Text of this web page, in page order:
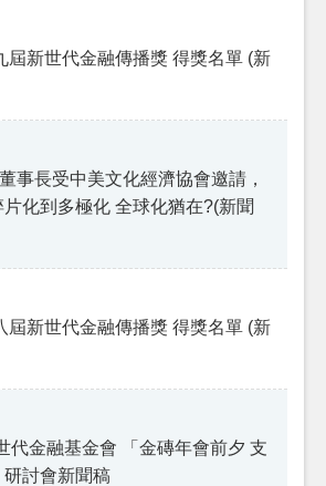
屆新世代金融傳播獎 得獎名單 (新
事長受中美文化經濟協會邀請，
化到多極化 全球化猶在?(新聞
屆新世代金融傳播獎 得獎名單 (新
代金融基金會 「金磚年會前夕 支
討會新聞稿